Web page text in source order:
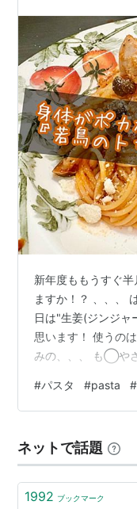
新年度ももうすぐ
ますか！？ 、、、
日は"生姜(ジンジャ
思います！ 使うの
みの、、、 も◯や
Cook！ 、、、 、、
で、、、 テキトー
リオオーリオから❤️
す！ 鶏肉をいれま
#パスタ #pasta #
ネットで話題
1992 ブックマーク